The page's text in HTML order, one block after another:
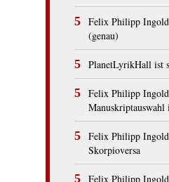
Felix Philipp
(genau)
PlanetLyrikHall ist
Felix Philipp
Manuskriptauswahl
Felix Philipp
Skorpioversa
Felix Philipp